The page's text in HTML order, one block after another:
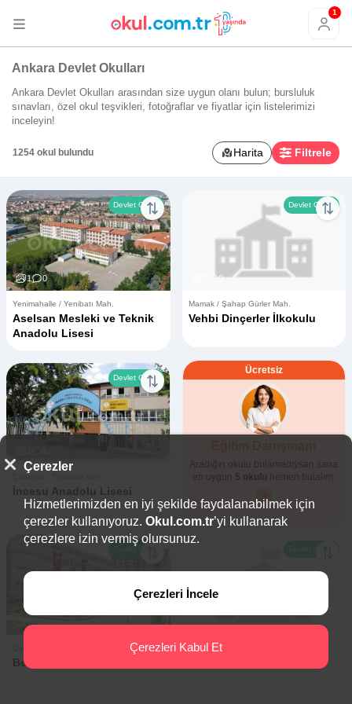
1
Ankara Devlet Okulları
Ankara Devlet Okulları arasından size uygun olanı bulun; bursluluk
sınavları, özel okul teşvikleri, fotoğraflar ve fiyatlar için listelerimizi
inceleyin!
1254 okul bulundu Harita Filtrele
1 0
Devlet Okulu
Yenimahalle / Yenibatı Mah.
Aselsan Mesleki ve Teknik
Anadolu Lisesi
0
Devlet Okulu
Mamak / Şahap Gürler Mah.
Vehbi Dinçerler İlkokulu
Devlet Okulu
İncesu Anadolu Lisesi
Ücretsiz
Aradığın okulu bulamadıysan sana
en uygun 5 okulu hemen bulalım.
Devlet Okulu
Çankaya / Gaziosmanpaşa Mah.
Betül Can Anadolu Lisesi
Çankaya / Yeşilkent Mah.
Çerezler
Hizmetlerimizden en iyi şekilde faydalanabilmek için
çerezler kullanıyoruz. Okul.com.tr’yi kullanarak
çerezlere izin vermiş olursunuz.
Çerezleri İncele
Çerezleri Kabul Et